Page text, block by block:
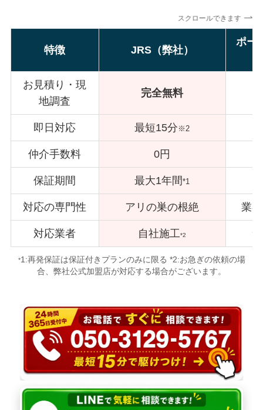
スクロールできます
特徴 JRS（弊社）
ポー
お見積り・現
地調査
完全無料
即日対応 最短15分 ※2
仲介手数料 0円
保証期間 最大1年間*1
対応の専門性 アリの巣の根絶 業
対応業者 自社施工*2
*1:再発保証は保証付きプランのみに限る *2:お急ぎの依頼の場
合、弊社公式加盟店が対応する場合がございます。